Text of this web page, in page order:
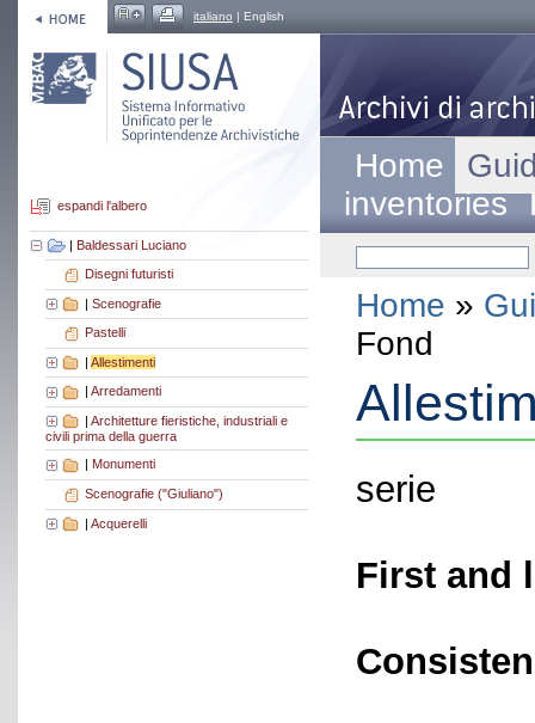
italiano | English
espandi l'albero
| Baldessari Luciano
Disegni futuristi
| Scenografie
Pastelli
| Allestimenti
Arredamenti
| Architetture fieristiche, industriali e
civili prima della guerra
Monumenti
Scenografie ("Giuliano")
| Acquerelli
Home
inventories
Home »
Fond
serie
First and